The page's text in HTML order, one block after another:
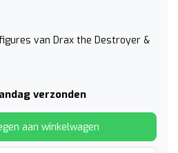
van Drax the Destroyer &
verzonden
aan winkelwagen